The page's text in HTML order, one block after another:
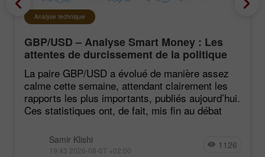
Analyse technique
GBP/USD – Analyse Smart Money : Les
attentes de durcissement de la politique
du FOMC restent faibles
La paire GBP/USD a évolué de manière assez
calme cette semaine, attendant clairement les
rapports les plus importants, publiés aujourd’hui.
Ces statistiques ont, de fait, mis fin au débat
Samir Klishi
19:43 2026-08-07 +02:00 1126